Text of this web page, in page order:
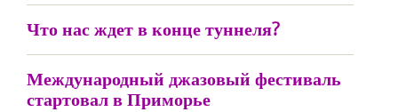
Что нас ждет в конце туннеля?
Международный джазовый фестиваль
стартовал в Приморье